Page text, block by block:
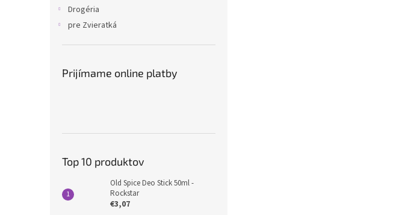
Drogéria
pre Zvieratká
Prijímame online platby
Top 10 produktov
Old Spice Deo Stick 50ml -
Rockstar
€3,07